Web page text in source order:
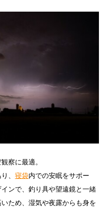
察に最適。
、 寝袋内での安眠をサポー
ンで、釣り具や望遠鏡と一緒
ため、湿気や夜露からも身を